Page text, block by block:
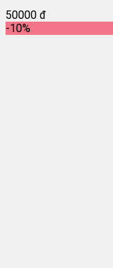
50000 đ
-10%